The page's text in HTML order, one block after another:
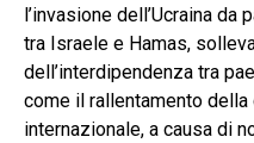
l’invasione dell’Ucraina
tra Israele e Hamas,
dell’interdipendenza tra
come il rallentamento
internazionale, a causa di